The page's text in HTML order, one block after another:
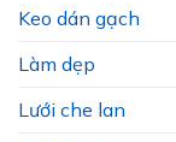
Keo dán gạch
Làm dẹp
Lưới che lan